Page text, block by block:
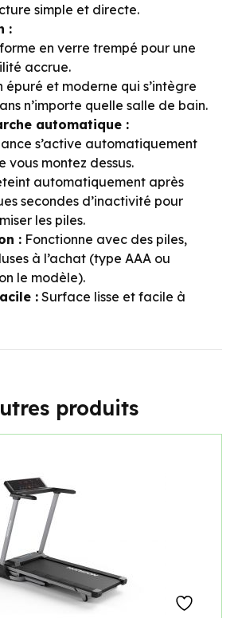
simple et directe.
:
en verre trempé pour une
accrue.
épuré et moderne qui s’intègre
n’importe quelle salle de bain.
automatique :
s’active automatiquement
vous montez dessus.
automatiquement après
secondes d’inactivité pour
les piles.
: Fonctionne avec des piles,
à l’achat (type AAA ou
le modèle).
: Surface lisse et facile à
produits